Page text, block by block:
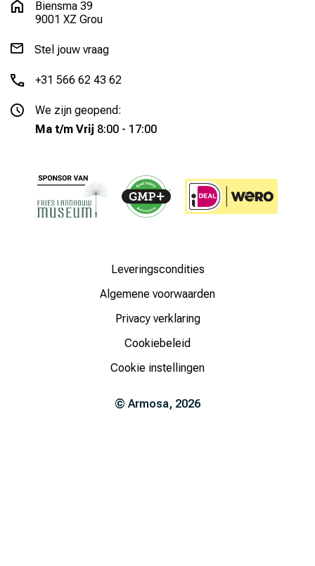
Biensma 39
9001 XZ Grou
Stel jouw vraag
+31 566 62 43 62
We zijn geopend:
Ma t/m Vrij 8:00 - 17:00
© Armosa, 2026
Leveringscondities
Algemene voorwaarden
Privacy verklaring
Cookiebeleid
Cookie instellingen